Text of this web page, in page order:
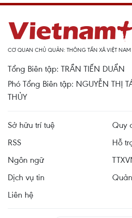
CƠ QUAN CHỦ QUẢN: THÔNG TẤN XÃ VIỆT NAM
Tổng Biên tập: TRẦN TIẾN DUẨN
Phó Tổng Biên tập: NGUYỄN THỊ
THỦY
Sở hữu trí tuệ
Quy
RSS
Hỗ
Ngôn ngữ
Dịch vụ tin
Liên hệ